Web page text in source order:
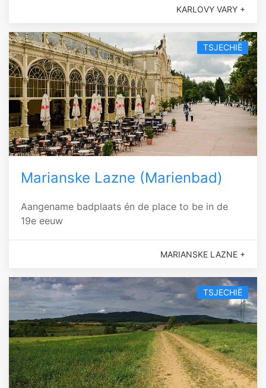
KARLOVY VARY +
TSJECHIË
Marianske Lazne (Marienbad)
Aangename badplaats én de place to be in de
19e eeuw
MARIANSKE LAZNE +
TSJECHIË